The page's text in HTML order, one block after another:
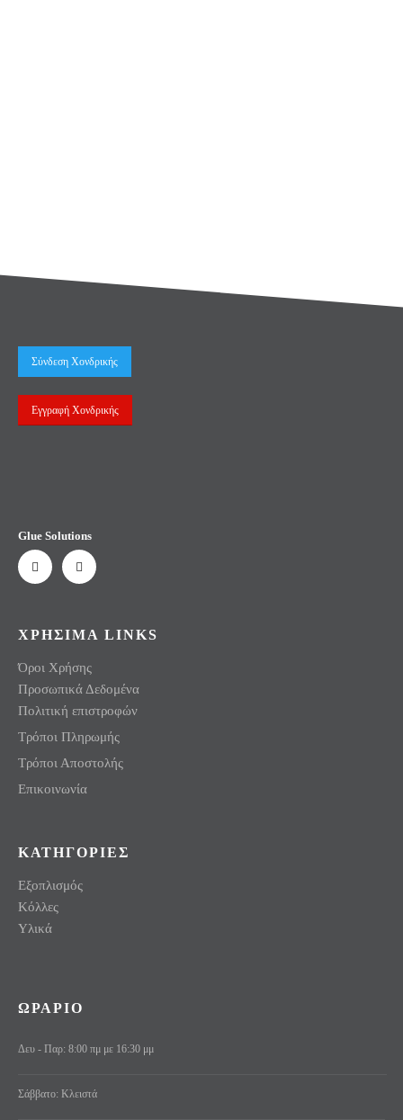
Σύνδεση Χονδρικής
Εγγραφή Χονδρικής
Glue Solutions
ΧΡΗΣΙΜΑ LINKS
Όροι Χρήσης
Προσωπικά Δεδομένα
Πολιτική επιστροφών
Τρόποι Πληρωμής
Τρόποι Αποστολής
Επικοινωνία
ΚΑΤΗΓΟΡΙΕΣ
Εξοπλισμός
Κόλλες
Υλικά
ΩΡΑΡΙΟ
Δευ - Παρ: 8:00 πμ με 16:30 μμ
Σάββατο: Κλειστά